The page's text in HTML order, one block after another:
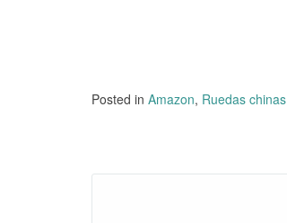
Posted in Amazon, Ruedas chinas
Post